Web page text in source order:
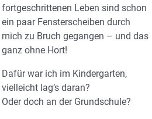
fortgeschrittenen Leben sind schon
ein paar Fensterscheiben durch
mich zu Bruch gegangen – und das
ganz ohne Hort!
Dafür war ich im Kindergarten,
vielleicht lag’s daran?
Oder doch an der Grundschule?